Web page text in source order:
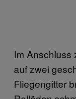
Im Anschluss
auf zwei
Fliegengitter